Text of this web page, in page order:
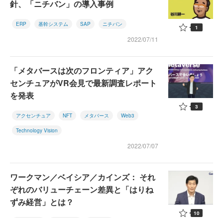
針、「ニチバン」の導入事例
ERP 基幹システム SAP ニチバン
2022/07/11
1
「メタバースは次のフロンティア」アク
センチュアがVR会見で最新調査レポート
を発表
アクセンチュア NFT メタバース Web3
Technology Vision
2022/07/07
3
ワークマン／ベイシア／カインズ： それ
ぞれのバリューチェーン差異と「はりね
ずみ経営」とは？
10